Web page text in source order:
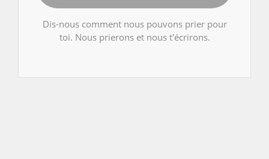
Dis-nous comment nous pouvons prier pour
toi. Nous prierons et nous t'écrirons.